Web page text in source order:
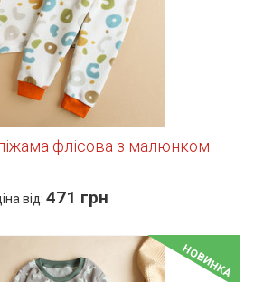
флісова з малюнком
від: 471 грн
НОВИНКА